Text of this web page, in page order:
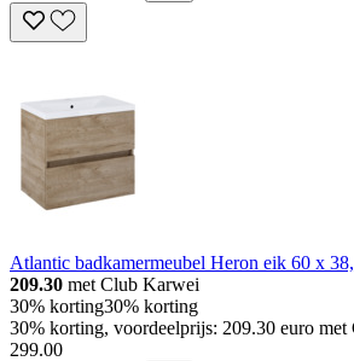
Atlantic badkamermeubel Heron eik 60 x
209.30 met Club Karwei
30% korting30% korting
30% korting, voordeelprijs: 209.30 euro
299.00